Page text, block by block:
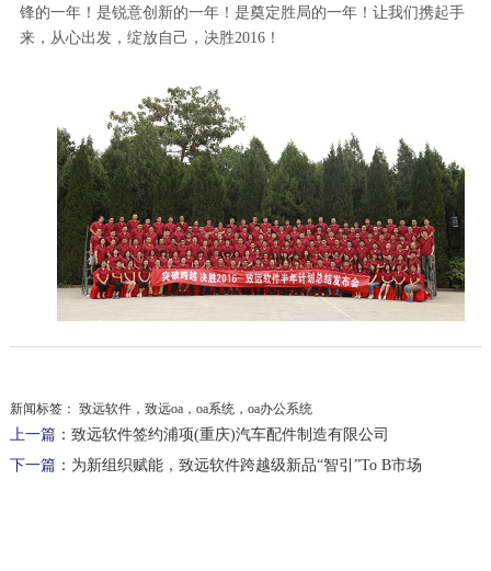
锋的一年！是锐意创新的一年！是奠定胜局的一年！让我们携起手
来，从心出发，绽放自己，决胜2016！
新闻标签： 致远软件，致远oa，oa系统，oa办公系统
上一篇： 致远软件签约浦项(重庆)汽车配件制造有限公司
下一篇： 为新组织赋能，致远软件跨越级新品“智引”To B市场